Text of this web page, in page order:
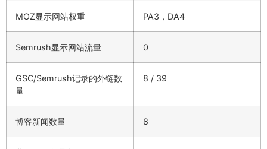
MOZ显示网站权重 PA3，DA4
Semrush显示网站流量 0
GSC/Semrush记录的外链数
量
8 / 39
博客新闻数量 8